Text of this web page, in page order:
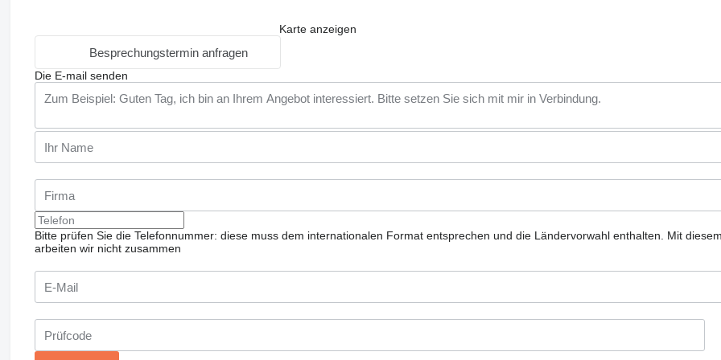
Karte anzeigen
Besprechungstermin anfragen
Die E-mail senden
Bitte prüfen Sie die Telefonnummer: diese muss dem internationalen Format entsprechen und die Ländervorwahl enthalten. Mit
arbeiten wir nicht zusammen